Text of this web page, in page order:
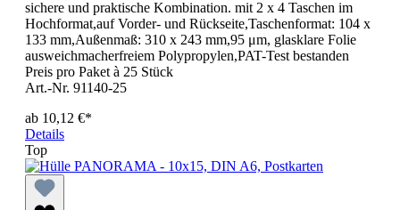
sichere und praktische Kombination. mit 2 x 4 Taschen im
Hochformat,auf Vorder- und Rückseite,Taschenformat: 104 x
133 mm,Außenmaß: 310 x 243 mm,95 μm, glasklare Folie
ausweichmacherfreiem Polypropylen,PAT-Test bestanden
Preis pro Paket à 25 Stück
Art.-Nr. 91140-25
ab 10,12 €*
Details
Top